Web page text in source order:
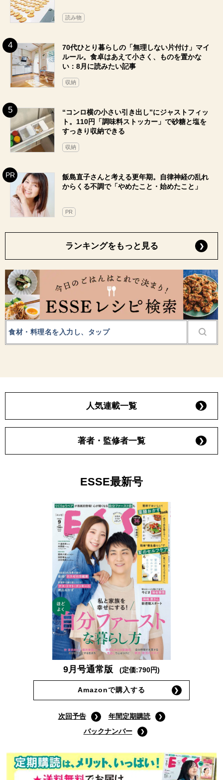
読み物
70代ひとり暮らしの「無理しない片付け」マイ
ルール。食卓はあえて小さく、ものを置かな
い：8月に読みたい記事
収納
“コンロ横の小さい引き出し”にジャストフィッ
ト。110円「調味料ストッカー」で砂糖と塩を
すっきり収納できる
収納
飯島直子さんと考える更年期。自律神経の乱れ
からくる不調で「やめたこと・始めたこと」
PR
ランキングをもっと見る
人気連載一覧
著者・監修者一覧
ESSE最新号
9月号通常版 (定価:790円)
Amazonで購入する
次回予告
年間定期購読
バックナンバー